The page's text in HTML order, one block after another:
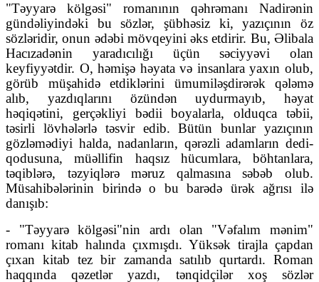
"Təyyarə kölgəsi" romanının qəhrəmanı Nadirənin
gündəliyindəki bu sözlər, şübhəsiz ki, yazıçının öz
sözləridir, onun ədəbi mövqeyini əks etdirir. Bu, Əlibala
Hacızadənin yaradıcılığı üçün səciyyəvi olan
keyfiyyətdir. O, həmişə həyata və insanlara yaxın olub,
görüb müşahidə etdiklərini ümumiləşdirərək qələmə
alıb, yazdıqlarını özündən uydurmayıb, həyat
həqiqətini, gerçəkliyi bədii boyalarla, olduqca təbii,
təsirli lövhələrlə təsvir edib. Bütün bunlar yazıçının
gözləmədiyi halda, nadanların, qərəzli adamların dedi-
qodusuna, müəllifin haqsız hücumlara, böhtanlara,
təqiblərə, təzyiqlərə məruz qalmasına səbəb olub.
Müsahibələrinin birində o bu barədə ürək ağrısı ilə
danışıb:
- "Təyyarə kölgəsi"nin ardı olan "Vəfalım mənim"
romanı kitab halında çıxmışdı. Yüksək tirajla çapdan
çıxan kitab tez bir zamanda satılıb qurtardı. Roman
haqqında qəzetlər yazdı, tənqidçilər xoş sözlər